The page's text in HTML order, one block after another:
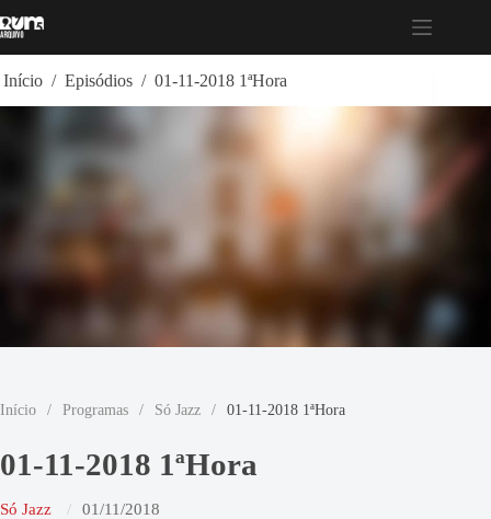
para
Início / Episódios / 01-11-2018 1ªHora
Início / Programas / Só Jazz / 01-11-2018 1ªHora
01-11-2018 1ªHora
Só Jazz 01/11/2018